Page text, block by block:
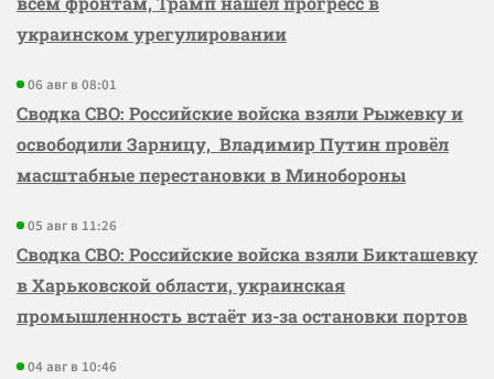
украинском урегулировании
06 авг в 08:01
Сводка СВО: Российские войска взяли Рыжевку и
освободили Зарницу, Владимир Путин провёл
масштабные перестановки в Минобороны
05 авг в 11:26
Сводка СВО: Российские войска взяли Бикташевку
в Харьковской области, украинская
промышленность встаёт из-за остановки портов
04 авг в 10:46